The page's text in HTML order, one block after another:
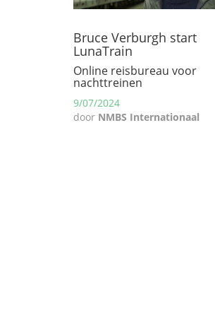
Bruce Verburgh start
LunaTrain
Online reisbureau voor
nachttreinen
9/07/2024
door NMBS Internationaal